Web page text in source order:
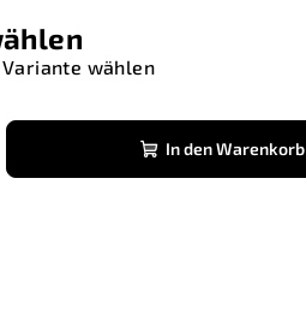
Variante wählen
In den Warenkorb